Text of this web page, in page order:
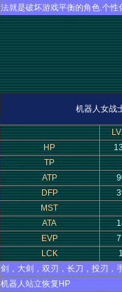
法就是破坏游戏平衡的角色.个
机器人女战
HP
TP
ATP
DFP
MST
ATA
EVP
LCK
剑，大剑，双刃，长刀，投刃，
机器人站立恢复HP